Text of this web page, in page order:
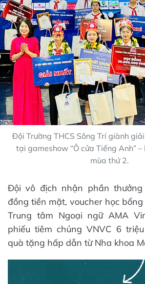
Đội Trường THCS Sông Trí giành
tại gameshow “Ô cửa Tiếng Anh”
mùa thứ 2.
Đội vô địch nhận phần
đồng tiền mặt, voucher học
Trung tâm Ngoại ngữ AMA
phiếu tiêm chủng VNVC 6
quà tặng hấp dẫn từ Nha khoa